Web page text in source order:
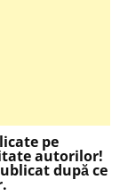
pe
autorilor!
după ce